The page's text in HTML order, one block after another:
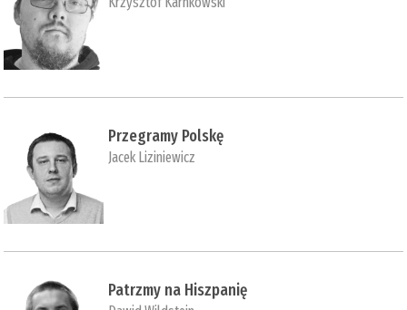
Przegramy Polskę
Jacek Liziniewicz
Patrzmy na Hiszpanię